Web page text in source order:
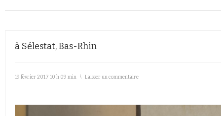
à Sélestat, Bas-Rhin
19 février 2017 10 h 09 min \ Laisser un commentaire